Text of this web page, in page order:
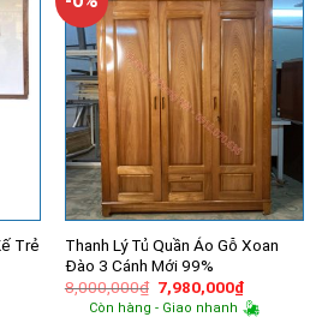
Trẻ
Thanh Lý Tủ Quần Áo Gỗ Xoan
Đào 3 Cánh Mới 99%
8,000,000₫ Giá
gốc
là:
7,980,000₫Giá
hiện
tại
Còn hàng - Giao nhanh